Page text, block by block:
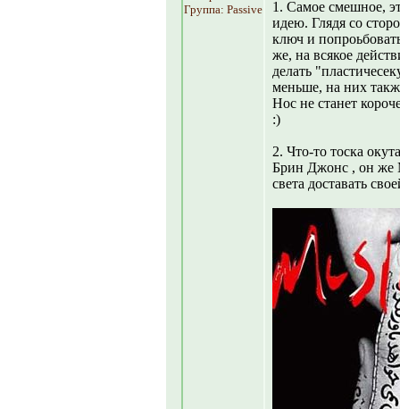
Группа: Passive
1. Самое смешное,
идею. Глядя со
ключ и
же, на всякое
делать
меньше, на них
Нос не станет
:)
2. Что-то тоска
Брин Джонс , он же
света доставать